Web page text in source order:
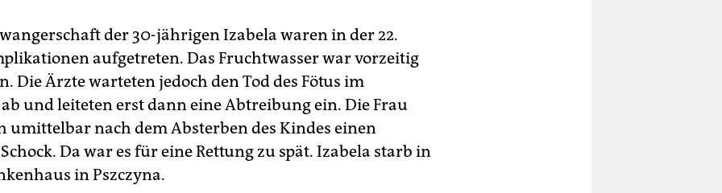
der 30-jährigen Izabela waren in der 22.
aufgetreten. Das Fruchtwasser war vorzeitig
Die Ärzte warteten jedoch den Tod des Fötus im
und leiteten erst dann eine Abtreibung ein. Die Frau
umittelbar nach dem Absterben des Kindes einen
Da war es für eine Rettung zu spät. Iza­bela starb in
in Pszczyna.